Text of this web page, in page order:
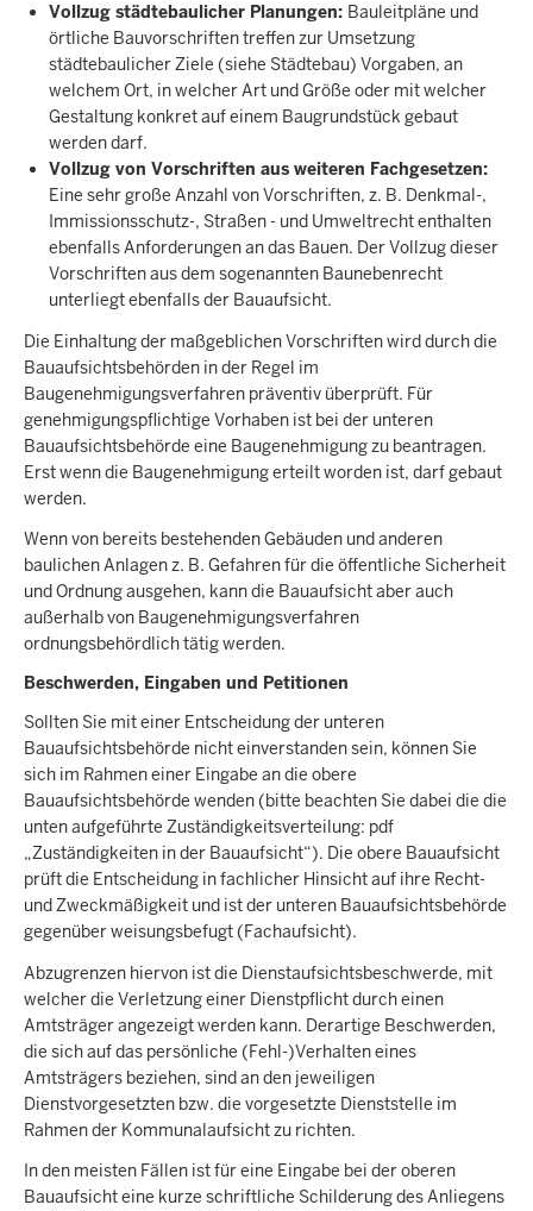
Vollzug städtebaulicher Planungen: Bauleitpläne und
örtliche Bauvorschriften treffen zur Umsetzung
städtebaulicher Ziele (siehe Städtebau) Vorgaben, an
welchem Ort, in welcher Art und Größe oder mit welcher
Gestaltung konkret auf einem Baugrundstück gebaut
werden darf.
Vollzug von Vorschriften aus weiteren Fachgesetzen:
Eine sehr große Anzahl von Vorschriften, z. B. Denkmal-,
Immissionsschutz-, Straßen - und Umweltrecht enthalten
ebenfalls Anforderungen an das Bauen. Der Vollzug dieser
Vorschriften aus dem sogenannten Baunebenrecht
unterliegt ebenfalls der Bauaufsicht.
Die Einhaltung der maßgeblichen Vorschriften wird durch die
Bauaufsichtsbehörden in der Regel im
Baugenehmigungsverfahren präventiv überprüft. Für
genehmigungspflichtige Vorhaben ist bei der unteren
Bauaufsichtsbehörde eine Baugenehmigung zu beantragen.
Erst wenn die Baugenehmigung erteilt worden ist, darf gebaut
werden.
Wenn von bereits bestehenden Gebäuden und anderen
baulichen Anlagen z. B. Gefahren für die öffentliche Sicherheit
und Ordnung ausgehen, kann die Bauaufsicht aber auch
außerhalb von Baugenehmigungsverfahren
ordnungsbehördlich tätig werden.
Beschwerden, Eingaben und Petitionen
Sollten Sie mit einer Entscheidung der unteren
Bauaufsichtsbehörde nicht einverstanden sein, können Sie
sich im Rahmen einer Eingabe an die obere
Bauaufsichtsbehörde wenden (bitte beachten Sie dabei die die
unten aufgeführte Zuständigkeitsverteilung: pdf
„Zuständigkeiten in der Bauaufsicht“). Die obere Bauaufsicht
prüft die Entscheidung in fachlicher Hinsicht auf ihre Recht-
und Zweckmäßigkeit und ist der unteren Bauaufsichtsbehörde
gegenüber weisungsbefugt (Fachaufsicht).
Abzugrenzen hiervon ist die Dienstaufsichtsbeschwerde, mit
welcher die Verletzung einer Dienstpflicht durch einen
Amtsträger angezeigt werden kann. Derartige Beschwerden,
die sich auf das persönliche (Fehl-)Verhalten eines
Amtsträgers beziehen, sind an den jeweiligen
Dienstvorgesetzten bzw. die vorgesetzte Dienststelle im
Rahmen der Kommunalaufsicht zu richten.
In den meisten Fällen ist für eine Eingabe bei der oberen
Bauaufsicht eine kurze schriftliche Schilderung des Anliegens